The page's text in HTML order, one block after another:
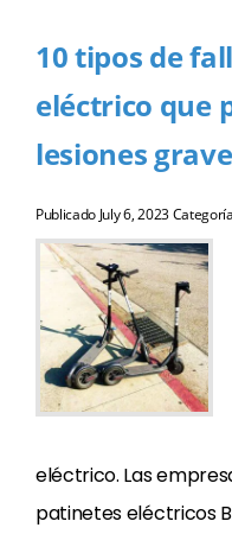
10 tipos de
eléctrico que
lesiones
Publicado July 6, 2023
eléctrico. Las
patinetes eléctricos